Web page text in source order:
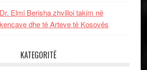
Elmi Berisha zhvilloi takim në
dhe të Arteve të Kosovës
KATEGORITË